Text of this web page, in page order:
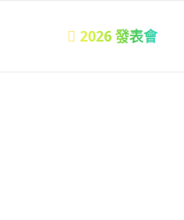
 2026 發表會